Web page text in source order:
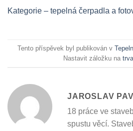
Kategorie – tepelná čerpadla a
Tento příspěvek byl publikován v
Nastavit záložku na
JAROSLAV
18 práce ve
spustu věcí.